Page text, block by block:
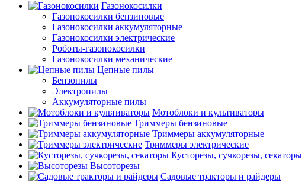
Газонокосилки
Газонокосилки бензиновые
Газонокосилки аккумуляторные
Газонокосилки электрические
Роботы-газонокосилки
Газонокосилки механические
Цепные пилы
Бензопилы
Электропилы
Аккумуляторные пилы
Мотоблоки и культиваторы
Триммеры бензиновые
Триммеры аккумуляторные
Триммеры электрические
Кусторезы, сучкорезы, секаторы
Высоторезы
Садовые тракторы и райдеры